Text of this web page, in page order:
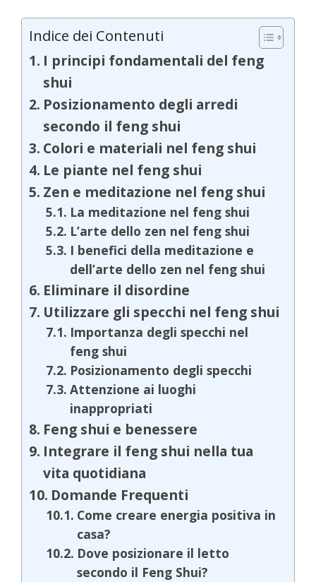
Indice dei Contenuti
I principi fondamentali del feng
shui
Posizionamento degli arredi
secondo il feng shui
Colori e materiali nel feng shui
Le piante nel feng shui
Zen e meditazione nel feng shui
La meditazione nel feng shui
L’arte dello zen nel feng shui
I benefici della meditazione e
dell’arte dello zen nel feng shui
Eliminare il disordine
Utilizzare gli specchi nel feng shui
Importanza degli specchi nel
feng shui
Posizionamento degli specchi
Attenzione ai luoghi
inappropriati
Feng shui e benessere
Integrare il feng shui nella tua
vita quotidiana
Domande Frequenti
Come creare energia positiva in
casa?
Dove posizionare il letto
secondo il Feng Shui?